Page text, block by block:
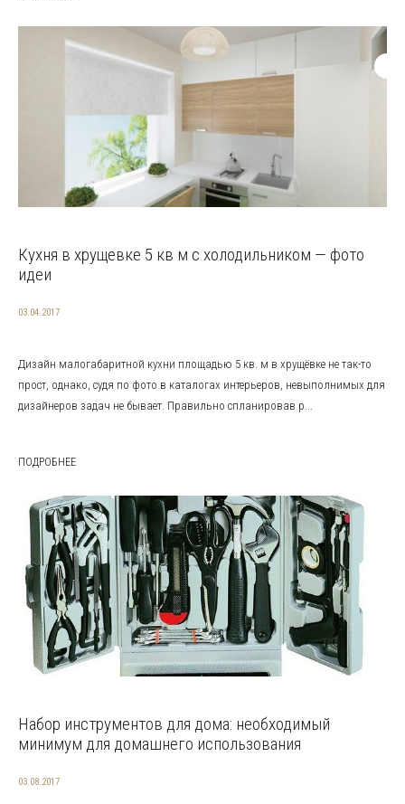
Кухня в хрущевке 5 кв м с холодильником — фото
идеи
03.04.2017
Дизайн малогабаритной кухни площадью 5 кв. м в хрущёвке не так-то
прост, однако, судя по фото в каталогах интерьеров, невыполнимых для
дизайнеров задач не бывает. Правильно спланировав р...
ПОДРОБНЕЕ
Набор инструментов для дома: необходимый
минимум для домашнего использования
03.08.2017